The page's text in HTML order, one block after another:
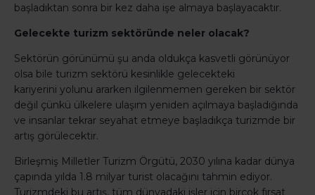
başladıktan sonra bir kez daha işe almaya başlayacaktır.
Gelecekte turizm sektöründe neler olacak?
Sektörün görünümü şu anda oldukça kasvetli görünüyor
olsa bile turizm sektörü kesinlikle gelecekteki
kariyerini yolunu ararken ilgilenmemen gereken bir sektör
değil çünkü ülkelere ulaşım yeniden açılmaya başladığında
ve insanlar tekrar seyahat etmeye başladıkça turizmde bir
artış görülecektir.
Birleşmiş Milletler Turizm Örgütü, 2030 yılına kadar dünya
çapında yılda 1.8 milyar turist olacağını tahmin ediyor.
Turizmdeki bu artış, tüm dünyadaki işler için birçok fırsat